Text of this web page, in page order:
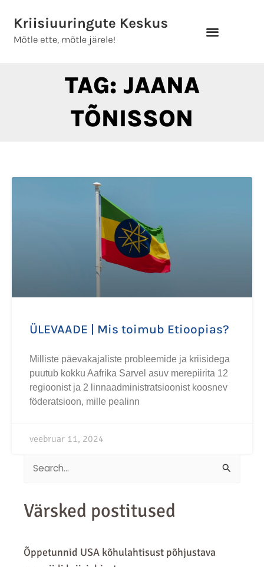
content
TAG: JAANA
TÕNISSON
ÜLEVAADE | Mis toimub Etioopias?
Milliste päevakajaliste probleemide ja kriisidega
puutub kokku Aafrika Sarvel asuv merepiirita 12
regioonist ja 2 linnaadministratsioonist koosnev
föderatsioon, mille pealinn
veebruar 11, 2024
Search
Värsked postitused
Õppetunnid USA kõhulahtisust põhjustava